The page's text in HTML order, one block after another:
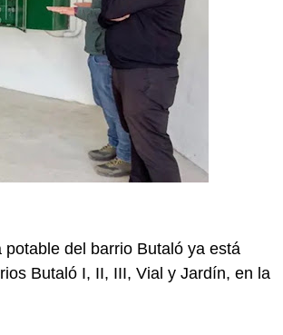
del barrio Butaló ya está
Butaló I, II, III, Vial y Jardín, en la